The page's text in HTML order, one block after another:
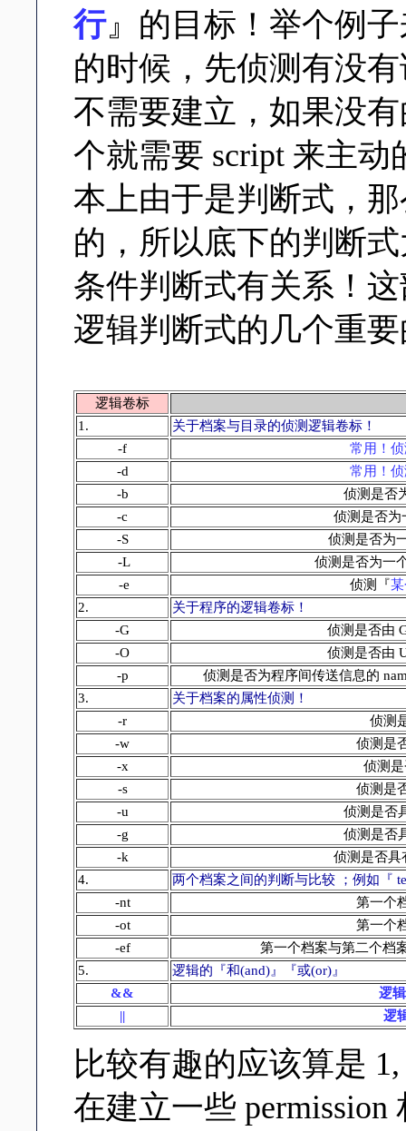
行』的目标！举个例
的时候，先侦测有没
不需要建立，如果没
个就需要 script 来主
本上由于是判断式，
的，所以底下的判断
条件判断式有关系！
逻辑判断式的几个重
逻辑卷标
1.
关于档案与目录的侦测逻辑卷标！
-f
常用！
-d
常用！
-b
侦测是否
-c
侦测是否为
-S
侦测是否为
-L
侦测是否为一
-e
侦测『
2.
关于程序的逻辑卷标！
-G
侦测是否由
-O
侦测是否由
-p
侦测是否为程序间传送信息的
3.
关于档案的属性侦测！
-r
侦测
-w
侦测是
-x
侦测
-s
侦测是
-u
侦测是否
-g
侦测是否
-k
侦测是否
4.
两个档案之间的判断与比较 ；例如 『
-nt
第一个
-ot
第一个
-ef
第一个档案与第二个档
5.
逻辑的『和(and)』『或(or)』
&&
逻
||
逻
比较有趣的应该算是
在建立一些